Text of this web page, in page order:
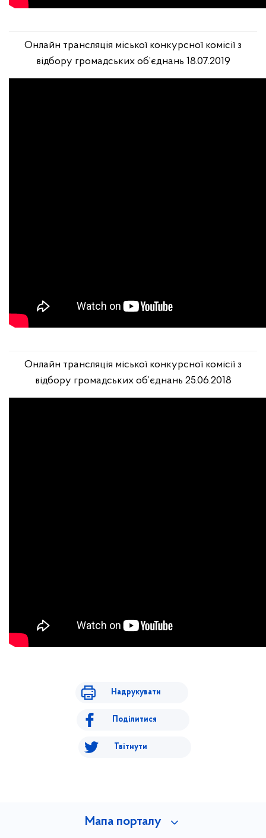
Онлайн трансляція міської конкурсної комісії з
відбору громадських об’єднань 18.07.2019
Онлайн трансляція міської конкурсної комісії з
відбору громадських об’єднань 25.06.2018
Надрукувати
Поділитися
Твітнути
Мапа порталу